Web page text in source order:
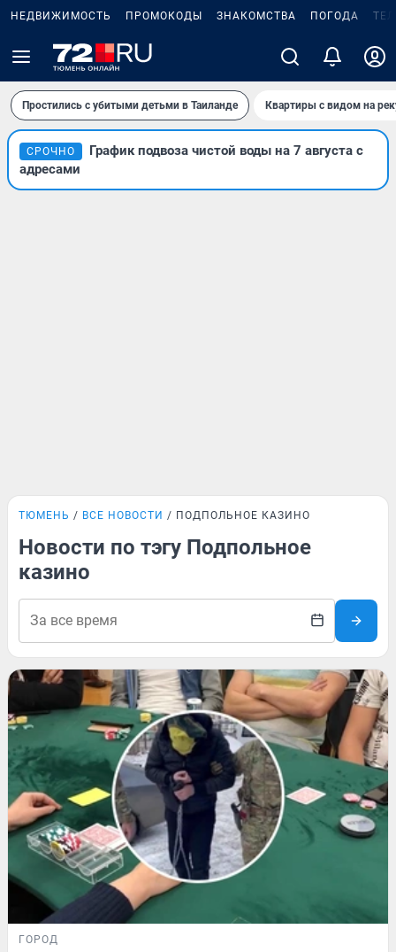
НЕДВИЖИМОСТЬ ПРОМОКОДЫ ЗНАКОМСТВА ПОГОДА
Простились с убитыми детьми в Таиланде Квартиры с видом на
СРОЧНО
График подвоза чистой воды на 7 августа с
адресами
ТЮМЕНЬ ВСЕ НОВОСТИ ПОДПОЛЬНОЕ КАЗИНО
Новости по тэгу Подпольное
казино
ГОРОД